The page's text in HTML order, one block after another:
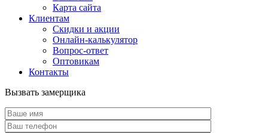
Карта сайта
Клиентам
Скидки и акции
Онлайн-калькулятор
Вопрос-ответ
Оптовикам
Контакты
Вызвать замерщика